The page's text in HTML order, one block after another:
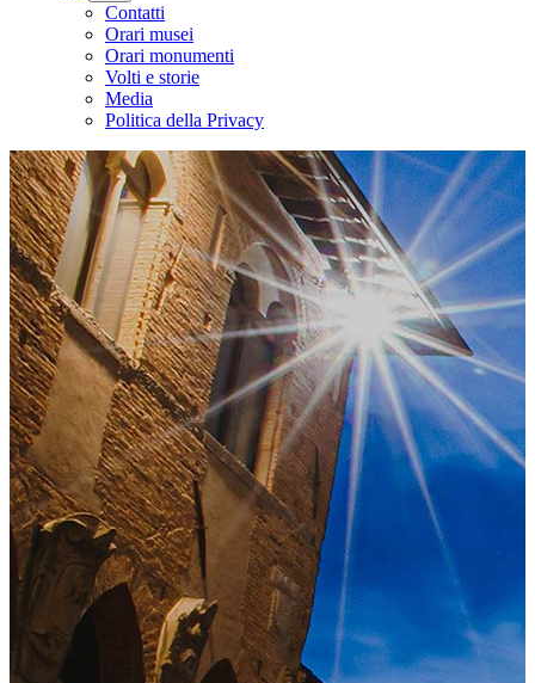
Contatti
Orari musei
Orari monumenti
Volti e storie
Media
Politica della Privacy